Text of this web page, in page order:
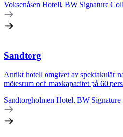
Voksenåsen Hotell, BW Signature
Sandtorg
Anrikt hotell omgivet av spektakulär
mötesrum och maxkapacitet på 60
Sandtorgholmen Hotel, BW Signature